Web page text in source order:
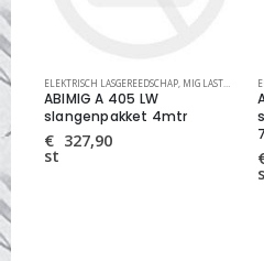
,MIG OVERIGE SLIJTDELEN
ELEKTRISCH LASGEREEDSCHAP MIG LASTOORTS ABIMIG LUCHTGEKOELDE
ABIMIG A 405 LW
slangenpakket 4mtr
€ 327,90
st